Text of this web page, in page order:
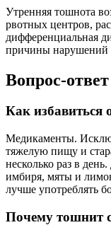
Утренняя тошнота
рвотных центров,
дифференциальная
причины нарушений
Вопрос-ответ
Как избавиться
Медикаменты.
тяжелую пищу и
несколько раз в
имбиря, мяты и
лучше употреблять
Почему тошнит